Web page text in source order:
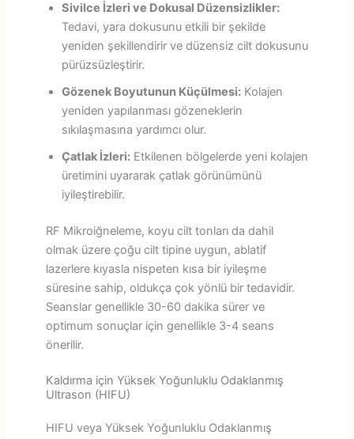
Sivilce İzleri ve Dokusal Düzensizlikler:
Tedavi, yara dokusunu etkili bir şekilde
yeniden şekillendirir ve düzensiz cilt dokusunu
pürüzsüzleştirir.
Gözenek Boyutunun Küçülmesi:Kolajen
yeniden yapılanması gözeneklerin
sıkılaşmasına yardımcı olur.
Çatlak İzleri:Etkilenen bölgelerde yeni kolajen
üretimini uyararak çatlak görünümünü
iyileştirebilir.
RF Mikroiğneleme, koyu cilt tonları da dahil
olmak üzere çoğu cilt tipine uygun, ablatif
lazerlere kıyasla nispeten kısa bir iyileşme
süresine sahip, oldukça çok yönlü bir tedavidir.
Seanslar genellikle 30-60 dakika sürer ve
optimum sonuçlar için genellikle 3-4 seans
önerilir.
Kaldırma için Yüksek Yoğunluklu Odaklanmış
Ultrason (HIFU)
HIFU veya Yüksek Yoğunluklu Odaklanmış